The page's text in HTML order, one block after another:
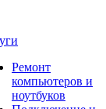
Ремонт
компьютеров и
ноутбуков